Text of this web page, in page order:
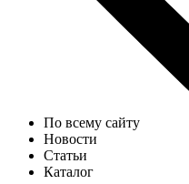
По всему сайту
Новости
Статьи
Каталог